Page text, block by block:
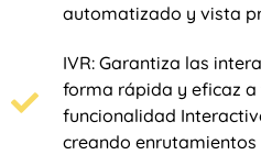
automatizado y vista
IVR: Garantiza las
forma rápida y eficaz
funcionalidad
creando enrutamientos